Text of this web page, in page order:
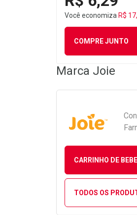
Você economiza R$
COMPRE JUNTO
Marca Joie
CARRINHO DE
TODOS OS